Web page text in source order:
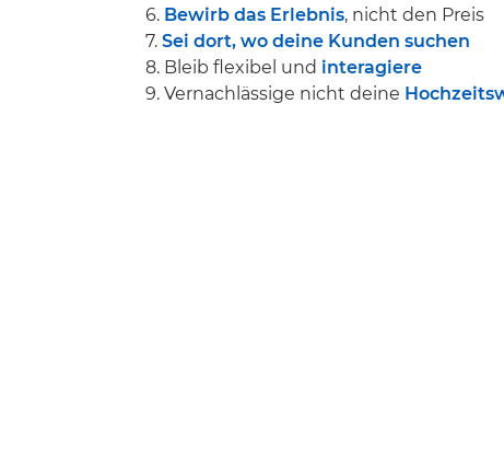
6. Bewirb das Erlebnis, nicht den Preis
7. Sei dort, wo deine Kunden suchen
8. Bleib flexibel und interagiere
9. Vernachlässige nicht deine